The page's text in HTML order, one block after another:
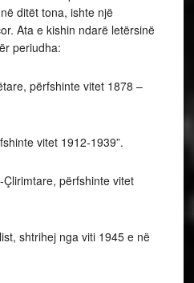
ditët tona, ishte një
Ata e kishin ndarë letërsinë
periudha:
përfshinte vitet 1878 –
vitet 1912-1939”.
përfshinte vitet
shtrihej nga viti 1945 e në